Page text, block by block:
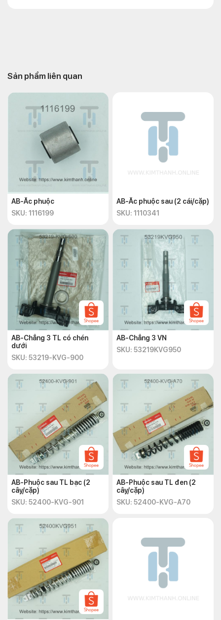
Sản phẩm liên quan
AB-Ắc phuộc
SKU: 1116199
AB-Ắc phuộc sau (2 cái/cặp)
SKU: 1110341
AB-Chẳng 3 TL có chén
dưới
SKU: 53219-KVG-900
AB-Chẳng 3 VN
SKU: 53219KVG950
AB-Phuộc sau TL bạc (2
cây/cặp)
SKU: 52400-KVG-901
AB-Phuộc sau TL đen (2
cây/cặp)
SKU: 52400-KVG-A70